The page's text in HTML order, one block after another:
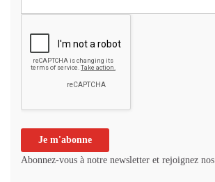
Abonnez-vous à notre newsletter et rejoignez